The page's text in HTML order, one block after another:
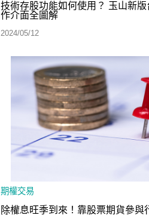
技術存股功能如何使用？ 玉山新
作介面全圖解
2024/05/12
期權交易
除權息旺季到來！靠股票期貨參與